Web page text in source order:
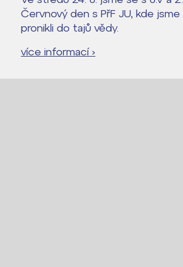
Červnový den s PřF JU, kde
pronikli do tajů vědy.
více informací ›